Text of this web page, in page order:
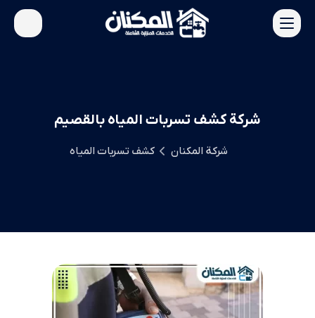
شركة كشف تسربات المياه بالقصيم
شركة المكنان كشف تسربات المياه